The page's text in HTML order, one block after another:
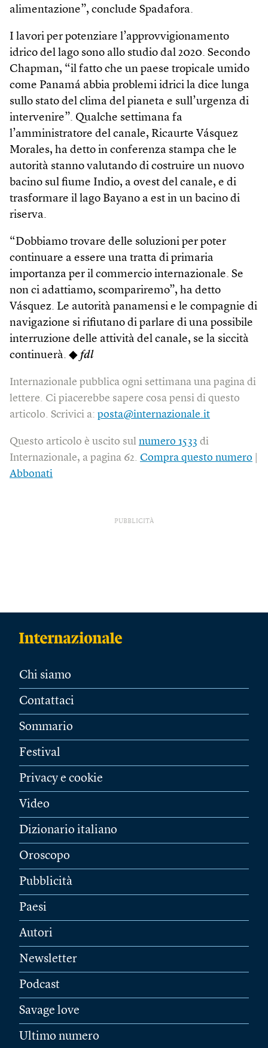
alimentazione”, conclude Spadafora.
I lavori per potenziare l’approvvigionamento
idrico del lago sono allo studio dal 2020. Secondo
Chapman, “il fatto che un paese tropicale umido
come Panamá abbia problemi idrici la dice lunga
sullo stato del clima del pianeta e sull’urgenza di
intervenire”. Qualche settimana fa
l’amministratore del canale, Ricaurte Vásquez
Morales, ha detto in conferenza stampa che le
autorità stanno valutando di costruire un nuovo
bacino sul fiume Indio, a ovest del canale, e di
trasformare il lago Bayano a est in un bacino di
riserva.
“Dobbiamo trovare delle soluzioni per poter
continuare a essere una tratta di primaria
importanza per il commercio internazionale. Se
non ci adattiamo, scompariremo”, ha detto
Vásquez. Le autorità panamensi e le compagnie di
navigazione si rifiutano di parlare di una possibile
interruzione delle attività del canale, se la siccità
continuerà. ◆ fdl
Internazionale pubblica ogni settimana una pagina di
lettere. Ci piacerebbe sapere cosa pensi di questo
articolo. Scrivici a: posta@internazionale.it
Questo articolo è uscito sul numero 1533 di
Internazionale, a pagina 62. Compra questo numero
Abbonati
PUBBLICITÀ
Chi siamo
Contattaci
Sommario
Festival
Privacy e cookie
Video
Dizionario italiano
Oroscopo
Pubblicità
Paesi
Autori
Newsletter
Podcast
Savage love
Ultimo numero